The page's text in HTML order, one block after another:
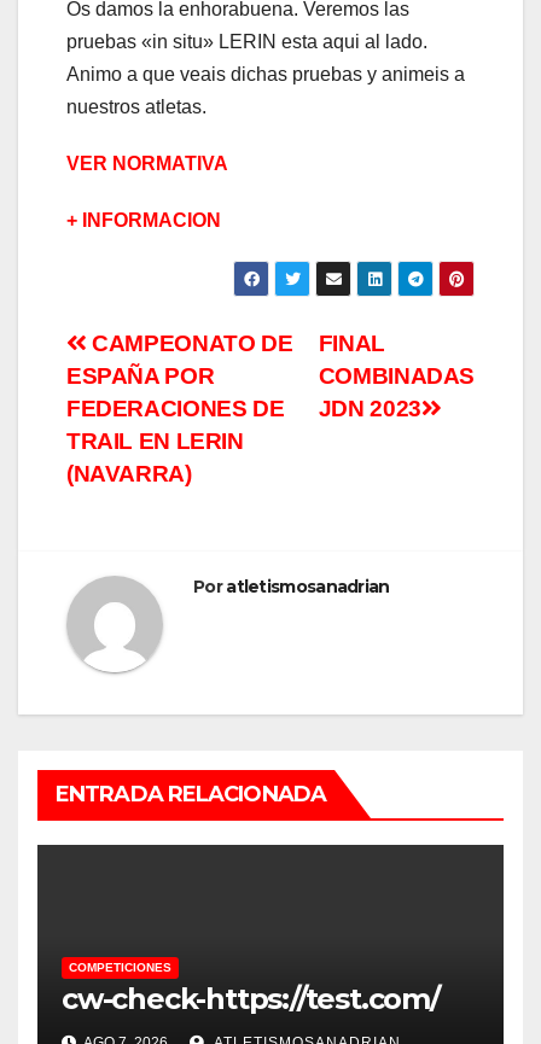
Os damos la enhorabuena. Veremos las
pruebas «in situ» LERIN esta aqui al lado.
Animo a que veais dichas pruebas y animeis a
nuestros atletas.
VER NORMATIVA
+ INFORMACION
FINAL
COMBINADAS
JDN 2023
CAMPEONATO DE
ESPAÑA POR
FEDERACIONES DE
TRAIL EN LERIN
(NAVARRA)
Poratletismosanadrian
ENTRADA RELACIONADA
COMPETICIONES
cw-check-https://test.com/